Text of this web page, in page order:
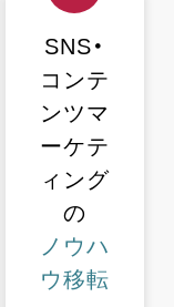
SNS・
コンテ
ンツマ
ーケテ
ィング
の
ノウハ
ウ移転